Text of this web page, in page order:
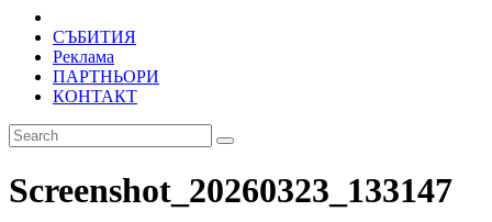
СЪБИТИЯ
Реклама
ПАРТНЬОРИ
КОНТАКТ
Screenshot_20260323_133147